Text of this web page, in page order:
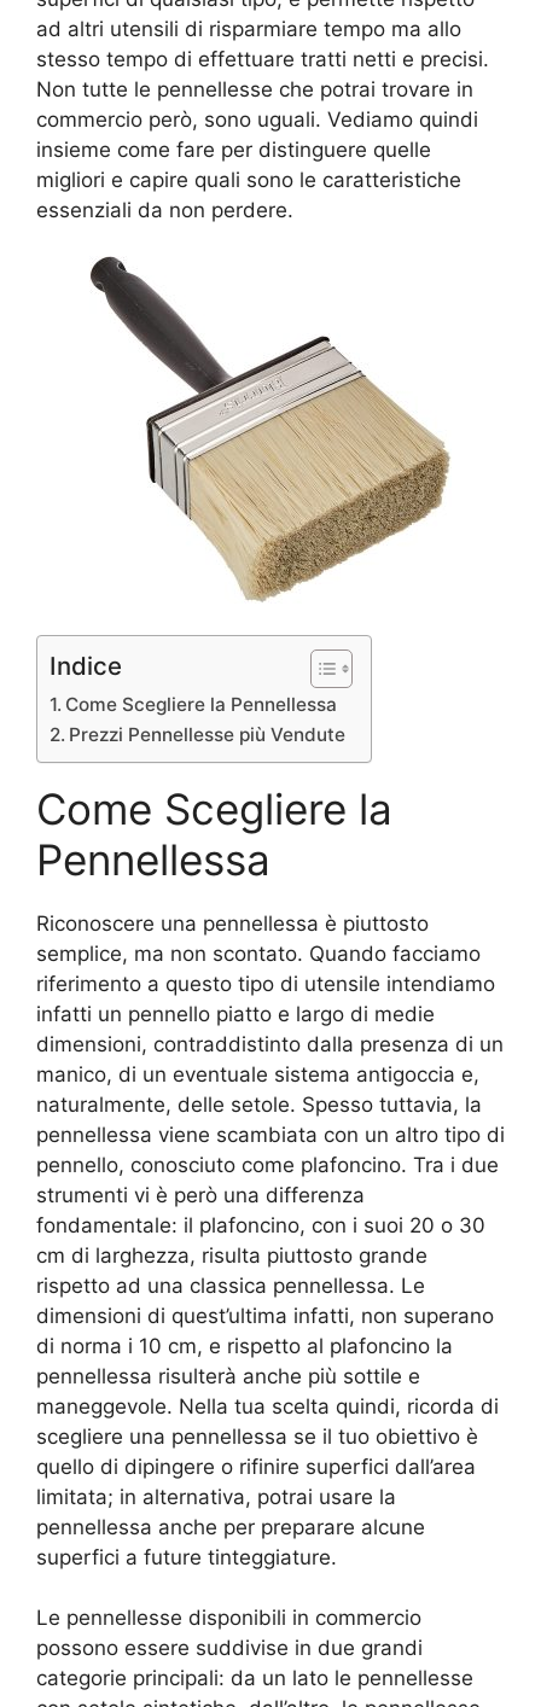
ad altri utensili di risparmiare tempo ma allo
stesso tempo di effettuare tratti netti e precisi.
Non tutte le pennellesse che potrai trovare in
commercio però, sono uguali. Vediamo quindi
insieme come fare per distinguere quelle
migliori e capire quali sono le caratteristiche
essenziali da non perdere.
Indice
Come Scegliere la Pennellessa
Prezzi Pennellesse più Vendute
Come Scegliere la
Pennellessa
Riconoscere una pennellessa è piuttosto
semplice, ma non scontato. Quando facciamo
riferimento a questo tipo di utensile intendiamo
infatti un pennello piatto e largo di medie
dimensioni, contraddistinto dalla presenza di un
manico, di un eventuale sistema antigoccia e,
naturalmente, delle setole. Spesso tuttavia, la
pennellessa viene scambiata con un altro tipo di
pennello, conosciuto come plafoncino. Tra i due
strumenti vi è però una differenza
fondamentale: il plafoncino, con i suoi 20 o 30
cm di larghezza, risulta piuttosto grande
rispetto ad una classica pennellessa. Le
dimensioni di quest’ultima infatti, non superano
di norma i 10 cm, e rispetto al plafoncino la
pennellessa risulterà anche più sottile e
maneggevole. Nella tua scelta quindi, ricorda di
scegliere una pennellessa se il tuo obiettivo è
quello di dipingere o rifinire superfici dall’area
limitata; in alternativa, potrai usare la
pennellessa anche per preparare alcune
superfici a future tinteggiature.
Le pennellesse disponibili in commercio
possono essere suddivise in due grandi
categorie principali: da un lato le pennellesse